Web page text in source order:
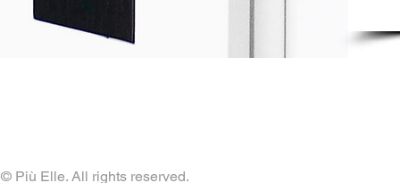
© Più Elle. All rights reserved.